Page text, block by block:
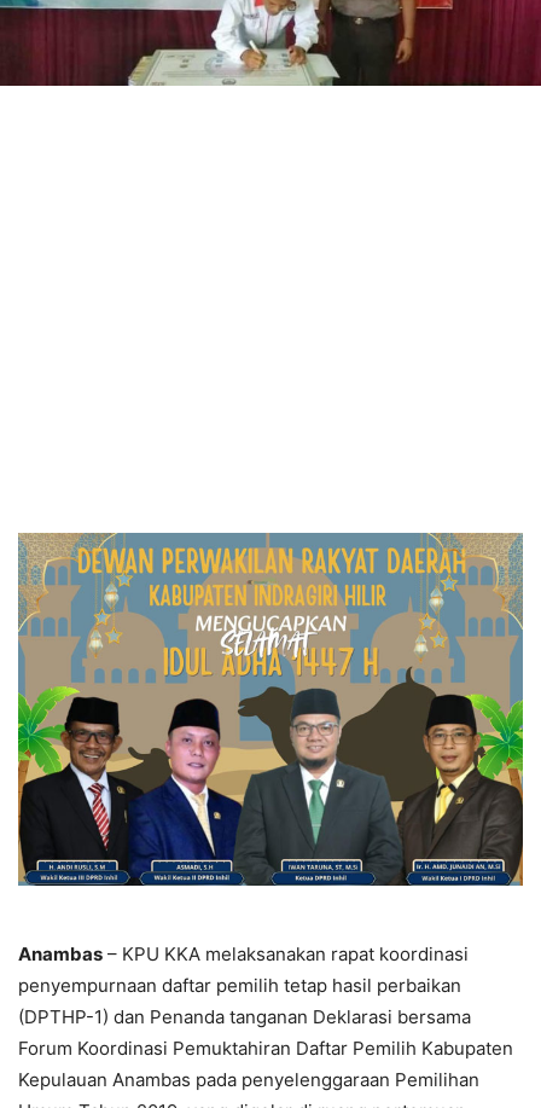
Anambas – KPU KKA melaksanakan rapat koordinasi
penyempurnaan daftar pemilih tetap hasil perbaikan
(DPTHP-1) dan Penanda tanganan Deklarasi bersama
Forum Koordinasi Pemuktahiran Daftar Pemilih Kabupaten
Kepulauan Anambas pada penyelenggaraan Pemilihan